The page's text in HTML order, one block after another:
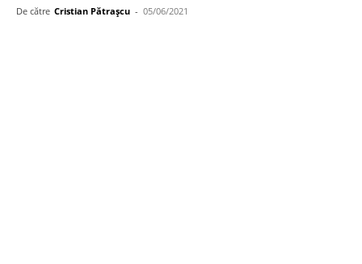
De către Cristian Pătrașcu - 05/06/2021